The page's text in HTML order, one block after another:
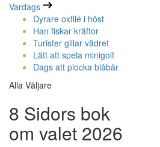
Vardags
Dyrare oxfilé i höst
Han fiskar kräftor
Turister gillar vädret
Lätt att spela minigolf
Dags att plocka blåbär
Alla Väljare
8 Sidors bok
om valet 2026